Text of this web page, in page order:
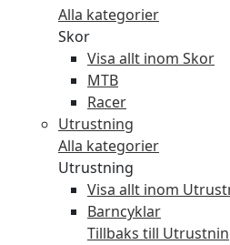
Alla kategorier
Skor
Visa allt inom Skor
MTB
Racer
Utrustning
Alla kategorier
Utrustning
Visa allt inom
Barncyklar
Tillbaks till